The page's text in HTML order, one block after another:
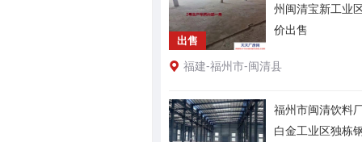
出售
州闽清宝新工业
价出售
福建-福州市-闽清县
福州市闽清饮料
白金工业区独栋